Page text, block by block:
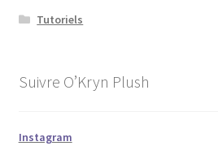
Tutoriels
Suivre O’Kryn Plush
Instagram